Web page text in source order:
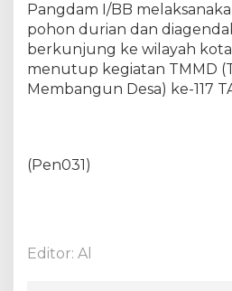
Pangdam I/BB
pohon durian dan
berkunjung ke wilayah
menutup kegiatan TMMD
Membangun Desa) ke-117
(Pen031)
Editor: Al